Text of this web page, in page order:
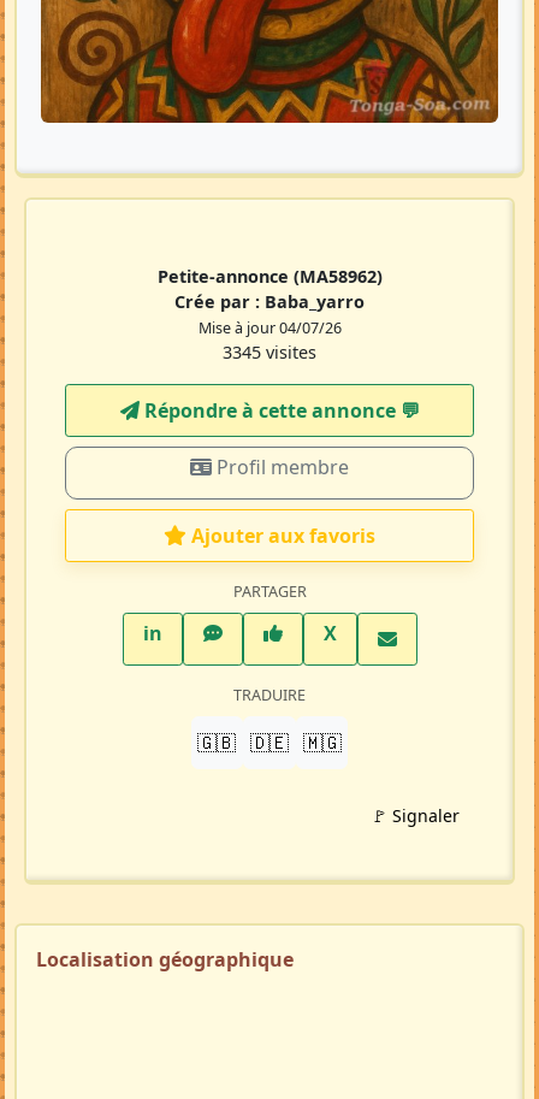
Petite-annonce (MA58962)
Crée par : Baba_yarro
Mise à jour 04/07/26
3345 visites
Répondre à cette annonce 💬​
Profil membre
Ajouter aux favoris
PARTAGER
inLinkedInWhatsAppFacebook
XTwitter X
TRADUIRE
🇬🇧 🇩🇪 🇲🇬
🚩 Signaler
Localisation géographique